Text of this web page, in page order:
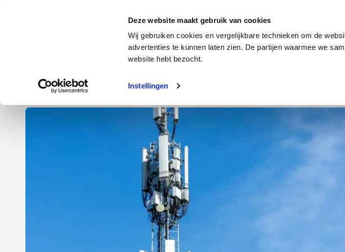
Deze website maakt gebruik van cookies
Wij gebruiken cookies en vergelijkbare technieken om de
advertenties te kunnen laten zien. De partijen waarmee we
website hebt bezocht.
Instellingen
Energie Verzekeringen Internet en tv
Energie Autoverzekering